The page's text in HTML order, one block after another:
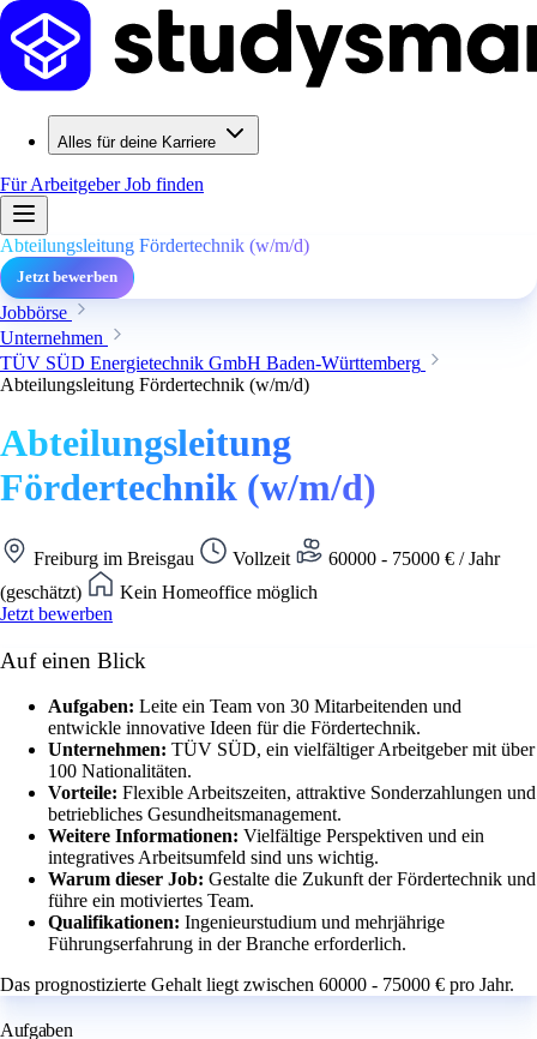
Alles für deine Karriere
Für ArbeitgeberJob finden
Abteilungsleitung Fördertechnik (w/m/d)
Jetzt bewerben
Jobbörse
Unternehmen
TÜV SÜD Energietechnik GmbH Baden-Württemberg
Abteilungsleitung Fördertechnik (w/m/d)
Abteilungsleitung
Fördertechnik (w/m/d)
Freiburg im Breisgau Vollzeit
60000 - 75000 € / Jahr
(geschätzt)
Kein Homeoffice möglich
Jetzt bewerben
Auf einen Blick
Aufgaben: Leite ein Team von 30 Mitarbeitenden und
entwickle innovative Ideen für die Fördertechnik.
Unternehmen: TÜV SÜD, ein vielfältiger Arbeitgeber mit über
100 Nationalitäten.
Vorteile: Flexible Arbeitszeiten, attraktive Sonderzahlungen und
betriebliches Gesundheitsmanagement.
Weitere Informationen: Vielfältige Perspektiven und ein
integratives Arbeitsumfeld sind uns wichtig.
Warum dieser Job: Gestalte die Zukunft der Fördertechnik und
führe ein motiviertes Team.
Qualifikationen: Ingenieurstudium und mehrjährige
Führungserfahrung in der Branche erforderlich.
Das prognostizierte Gehalt liegt zwischen 60000 - 75000 € pro Jahr.
Aufgaben